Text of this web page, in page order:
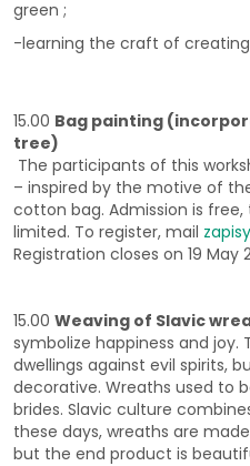
green ;
-learning the craft of
15.00 Bag painting
tree)
The participants of this
– inspired by the motive of
cotton bag. Admission is
limited. To register, mail
Registration closes on 19 May
15.00 Weaving of Slavic
symbolize happiness and
dwellings against evil spirits,
decorative. Wreaths used to
brides. Slavic culture
these days, wreaths are
but the end product is